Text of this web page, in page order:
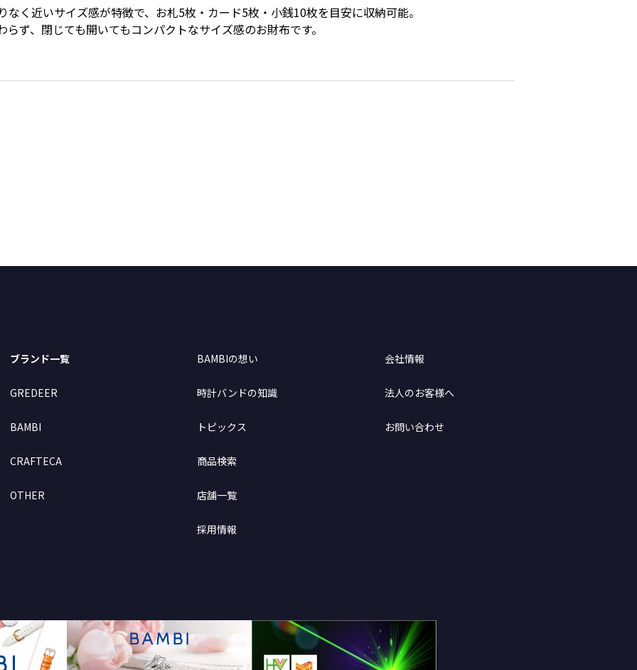
く近いサイズ感が特徴で、お札5枚・カード5枚・小銭10枚を目安に収納可能。
ず、閉じても開いてもコンパクトなサイズ感のお財布です。
ブランド一覧
GREDEER
BAMBI
CRAFTECA
OTHER
BAMBIの想い
時計バンドの知識
トピックス
商品検索
店舗一覧
採用情報
会社情報
法人のお客様へ
お問い合わせ